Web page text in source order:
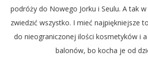
podróży do Nowego Jorku i Seulu. A tak
zwiedzić wszystko. I mieć najpiękniejsze
do nieograniczonej ilości kosmetyków i
balonów, bo kocha je od